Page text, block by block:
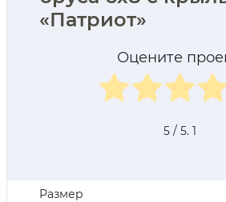
«Патриот»
Оцените
5/ 5. 1
Размер